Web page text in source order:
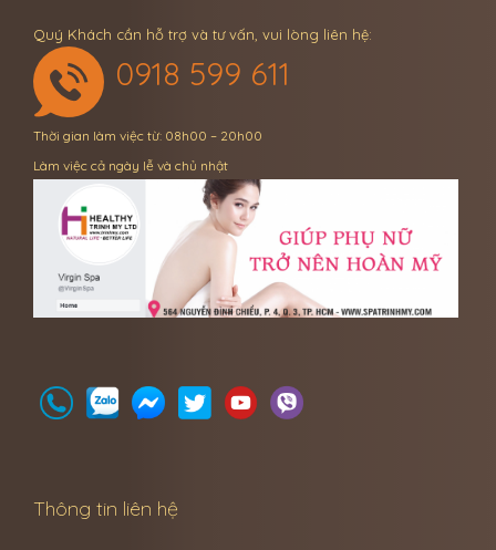
Quý Khách cần hỗ trợ và tư vấn, vui lòng liên hệ:
0918 599 611
Thời gian làm việc từ: 08h00 – 20h00
Làm việc cả ngày lễ và chủ nhật
Thông tin liên hệ